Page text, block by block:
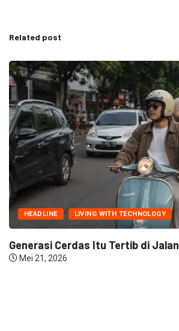
Related post
HEADLINE LIVING WITH TECHNOLOGY
Generasi Cerdas Itu Tertib di Jalan
Mei 21, 2026